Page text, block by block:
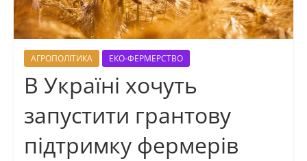
АГРОПОЛІТИКА ЕКО-ФЕРМЕРСТВО
В Україні хочуть
запустити грантову
підтримку фермерів